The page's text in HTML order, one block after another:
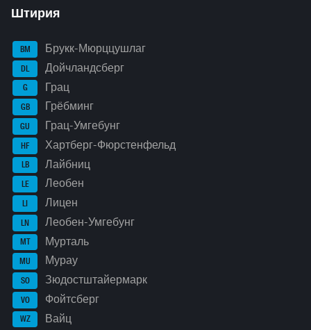
Штирия
BM Брукк-Мюрццушлаг
DL Дойчландсберг
G Грац
GB Грёбминг
GU Грац-Умгебунг
HF Хартберг-Фюрстенфельд
LB Лайбниц
LE Леобен
LI Лицен
LN Леобен-Умгебунг
MT Мурталь
MU Мурау
SO Зюдостштайермарк
VO Фойтсберг
WZ Вайц